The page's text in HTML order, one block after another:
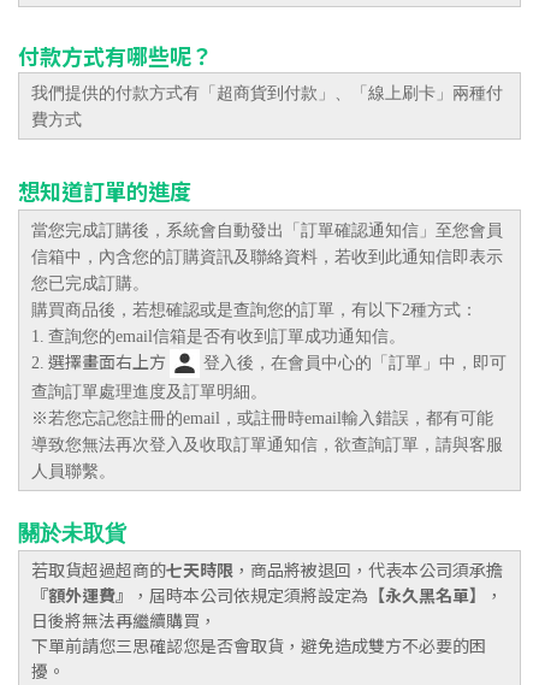
付款方式有哪些呢？
我們提供的付款方式有「超商貨到付款」 、 「線上刷卡」兩種付
費方式
想知道訂單的進度
當您完成訂購後，系統會自動發出「訂單確認通知信」至您會員
信箱中，內含您的訂購資訊及聯絡資料，若收到此通知信即表示
您已完成訂購。
購買商品後，若想確認或是查詢您的訂單，有以下2種方式：
1. 查詢您的email信箱是否有收到訂單成功通知信。
2. 選擇畫面右上方
登入後，在會員中心的「訂單」中，即可
查詢訂單處理進度及訂單明細。
※若您忘記您註冊的email，或註冊時email輸入錯誤，都有可能
導致您無法再次登入及收取訂單通知信，欲查詢訂單，請與客服
人員聯繫。
關於未取貨
若取貨超過超商的七天時限 ，商品將被退回，代表本公司須承擔
『額外運費』
，屆時本公司依規定須將設定為 【永久黑名單】
，
日後將無法再繼續購買，
下單前請您三思確認您是否會取貨，避免造成雙方不必要的困
擾。